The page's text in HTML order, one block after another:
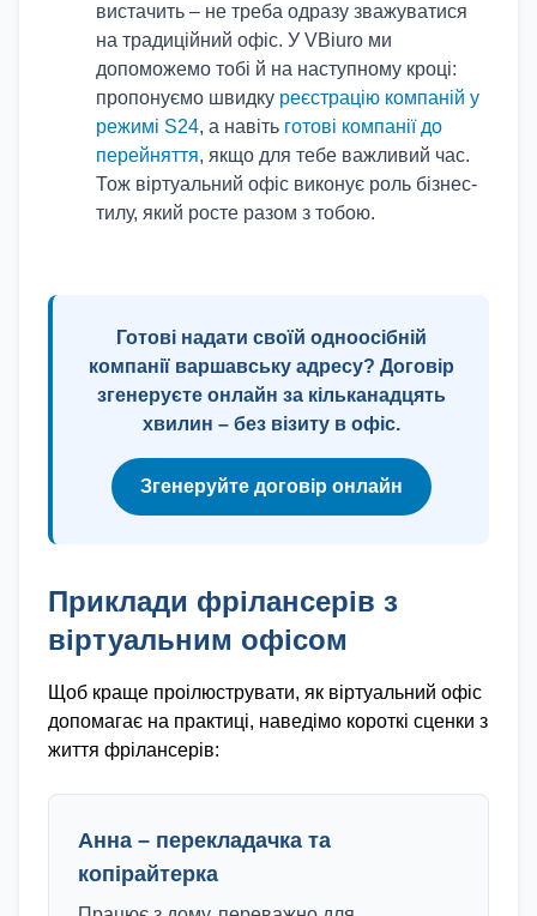
вистачить – не треба одразу зважуватися
на традиційний офіс. У VBiuro ми
допоможемо тобі й на наступному кроці:
пропонуємо швидку реєстрацію компаній у
режимі S24, а навіть готові компанії до
перейняття, якщо для тебе важливий час.
Тож віртуальний офіс виконує роль бізнес-
тилу, який росте разом з тобою.
Готові надати своїй одноосібній
компанії варшавську адресу? Договір
згенеруєте онлайн за кільканадцять
хвилин – без візиту в офіс.
Згенеруйте договір онлайн
Приклади фрілансерів з
віртуальним офісом
Щоб краще проілюструвати, як віртуальний офіс
допомагає на практиці, наведімо короткі сценки з
життя фрілансерів:
Анна – перекладачка та
копірайтерка